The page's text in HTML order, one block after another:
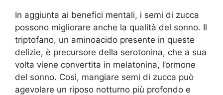
In aggiunta ai benefici mentali, i semi di zucca
possono migliorare anche la qualità del sonno. Il
triptofano, un aminoacido presente in queste
delizie, è precursore della serotonina, che a sua
volta viene convertita in melatonina, l’ormone
del sonno. Così, mangiare semi di zucca può
agevolare un riposo notturno più profondo e